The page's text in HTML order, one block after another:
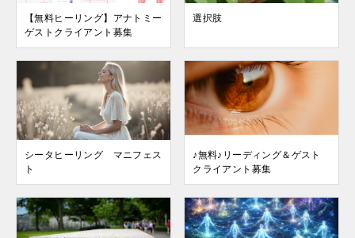
【無料ヒーリング】アナトミー
ゲストクライアント募集
選択肢
シータヒーリング マニフェス
ト
♪無料♪リーディング＆ゲスト
クライアント募集